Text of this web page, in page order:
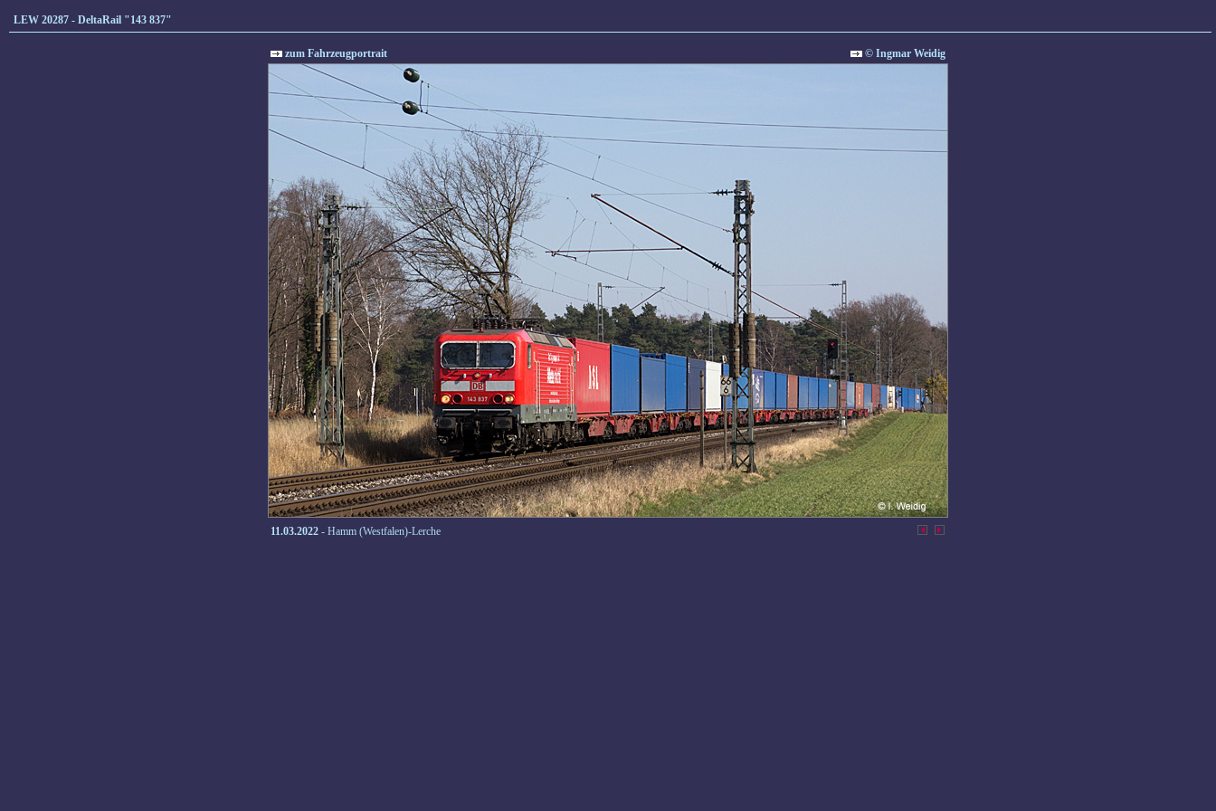
LEW 20287 - DeltaRail "143 837"
zum Fahrzeugportrait © Ingmar Weidig
11.03.2022 - Hamm (Westfalen)-Lerche